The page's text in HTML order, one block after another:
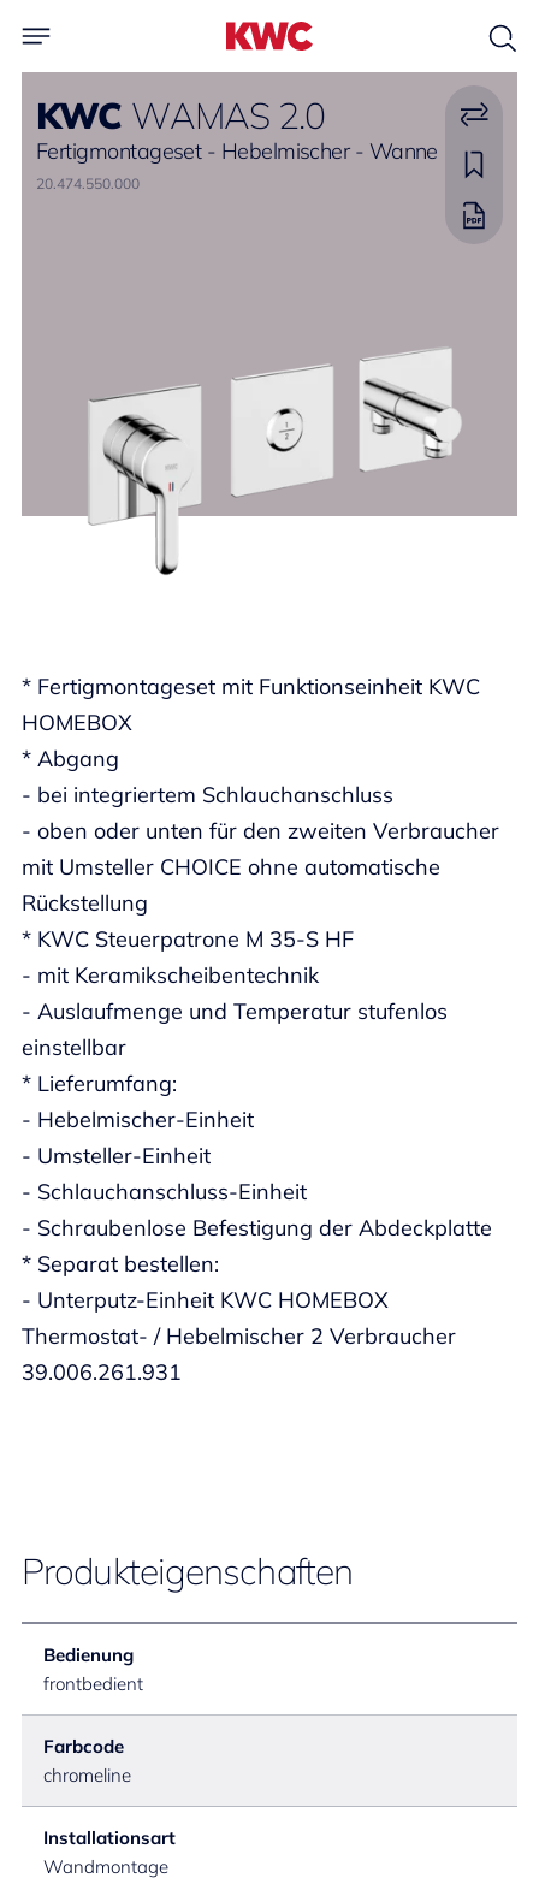
KWC WAMAS 2.0
Fertigmontageset - Hebelmischer - Wanne
20.474.550.000
* Fertigmontageset mit Funktionseinheit KWC
HOMEBOX
* Abgang
- bei integriertem Schlauchanschluss
- oben oder unten für den zweiten Verbraucher
mit Umsteller CHOICE ohne automatische
Rückstellung
* KWC Steuerpatrone M 35-S HF
- mit Keramikscheibentechnik
- Auslaufmenge und Temperatur stufenlos
einstellbar
* Lieferumfang:
- Hebelmischer-Einheit
- Umsteller-Einheit
- Schlauchanschluss-Einheit
- Schraubenlose Befestigung der Abdeckplatte
* Separat bestellen:
- Unterputz-Einheit KWC HOMEBOX
Thermostat- / Hebelmischer 2 Verbraucher
39.006.261.931
Produkteigenschaften
Bedienung
frontbedient
Farbcode
chromeline
Installationsart
Wandmontage